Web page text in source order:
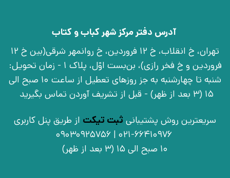
آدرس دفتر مرکز شهر کباب و کتاب
تهران، خ انقلاب، خ 12 فروردین، خ روانمهر شرقی(بین خ 12
فروردین و خ فخر رازی)، بن‌بست اوّل، پلاک 1 - زمان تحویل:
شنبه تا چهارشنبه به جز روزهای تعطیل از ساعت 10 صبح الی
15 (3 بعد از ظهر) - قبل از تشریف آوردن تماس بگیرید
سریعترین روش پشتیبانی ثبت تیکت از طریق پنل کاربری
021-66410976 | 09030925756
10 صبح الی 15 (3 بعد از ظهر)